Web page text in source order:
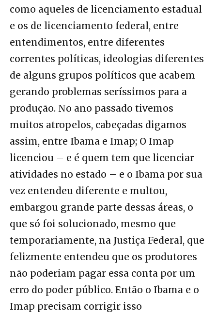
como aqueles de licenciamento estadual
e os de licenciamento federal, entre
entendimentos, entre diferentes
correntes políticas, ideologias diferentes
de alguns grupos políticos que acabem
gerando problemas seríssimos para a
produção. No ano passado tivemos
muitos atropelos, cabeçadas digamos
assim, entre Ibama e Imap; O Imap
licenciou – e é quem tem que licenciar
atividades no estado – e o Ibama por sua
vez entendeu diferente e multou,
embargou grande parte dessas áreas, o
que só foi solucionado, mesmo que
temporariamente, na Justiça Federal, que
felizmente entendeu que os produtores
não poderiam pagar essa conta por um
erro do poder público. Então o Ibama e o
Imap precisam corrigir isso